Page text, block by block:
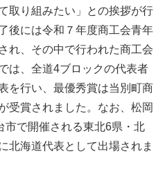
取り組みたい」との挨拶が行
後には令和７年度商工会青年
れ、その中で行われた商工会
は、全道4ブロックの代表者
を行い、最優秀賞は当別町商
受賞されました。なお、松岡
市で開催される東北6県・北
北海道代表として出場されま